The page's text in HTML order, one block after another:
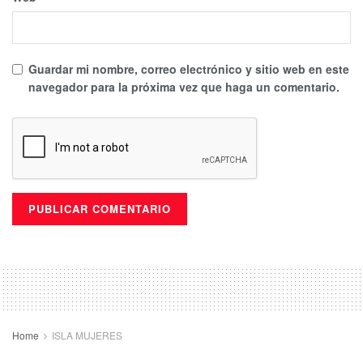
Guardar mi nombre, correo electrónico y sitio web en este
navegador para la próxima vez que haga un comentario.
Home ISLA MUJERES